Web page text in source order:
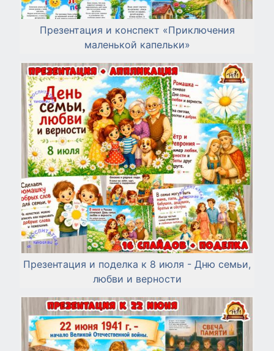
Презентация и конспект «Приключения
маленькой капельки»
Презентация и поделка к 8 июля - Дню семьи,
любви и верности